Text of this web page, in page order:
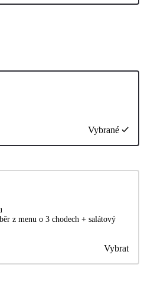
Vybrané
z menu o 3 chodech + salátový
Vybrat